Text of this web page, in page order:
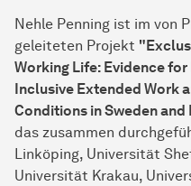
Nehle Penning ist im von
geleiteten Projekt
Working Life: Evidence
Inclusive Extended Work
Conditions in Sweden and
das zusammen
Linköping, Universität
Universität Krakau,